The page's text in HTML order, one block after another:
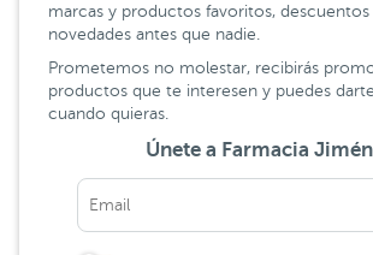
marcas y productos favoritos, descuentos
novedades antes que nadie.
Prometemos no molestar, recibirás
productos que te interesen y puedes
cuando quieras.
Únete a Farmacia